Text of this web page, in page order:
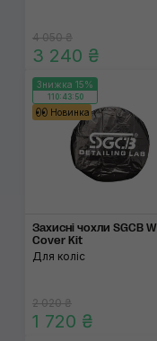
4 050 ₴
3 240 ₴
Знижка 15%
110:43:50
Новинка
Захисні чохли SGCB
Cover Kit
Для коліс
2 020 ₴
1 720 ₴